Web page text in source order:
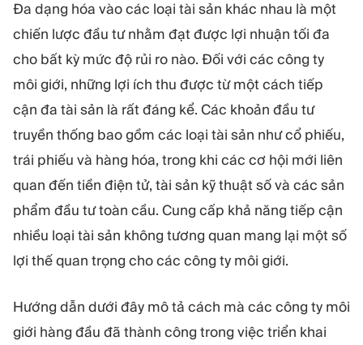
Đa dạng hóa vào các loại tài sản khác nhau là một
chiến lược đầu tư nhằm đạt được lợi nhuận tối đa
cho bất kỳ mức độ rủi ro nào. Đối với các công ty
môi giới, những lợi ích thu được từ một cách tiếp
cận đa tài sản là rất đáng kể. Các khoản đầu tư
truyền thống bao gồm các loại tài sản như cổ phiếu,
trái phiếu và hàng hóa, trong khi các cơ hội mới liên
quan đến tiền điện tử, tài sản kỹ thuật số và các sản
phẩm đầu tư toàn cầu. Cung cấp khả năng tiếp cận
nhiều loại tài sản không tương quan mang lại một số
lợi thế quan trọng cho các công ty môi giới.
Hướng dẫn dưới đây mô tả cách mà các công ty môi
giới hàng đầu đã thành công trong việc triển khai
MÔ-ĐUN
Sàn giao dịch Hậu cần
TÀI NGUYÊN
Hướng dẫn tiếp thị
Blog
Thuật ngữ
Video hướng dẫn
Công cụ tính lợi nhuận
Kế hoạch kinh doanh
THÊM
Giới thiệu về Quadcode
Đội ngũ
Sự kiện
Con số
Tin tức công ty
Nghề nghiệp
Bền vững